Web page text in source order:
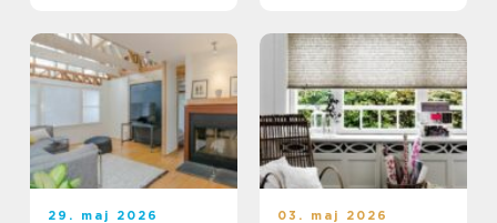
29. maj 2026 03. maj 2026